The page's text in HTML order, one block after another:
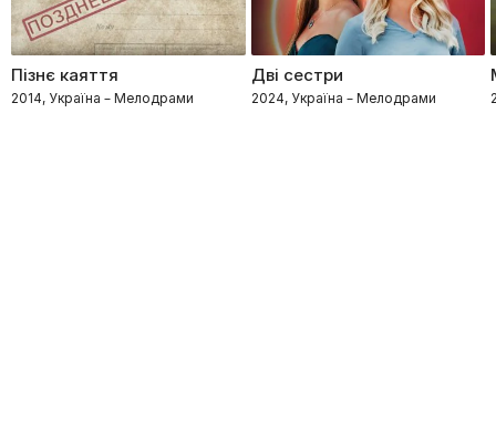
Пізнє каяття
2014, Україна – Мелодрами
Дві сестри
2024, Україна – Мелодрами